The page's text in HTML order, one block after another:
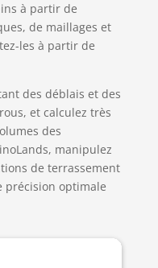
à partir de
de maillages et
les à partir de
des déblais et des
et calculez très
des
manipulez
de terrassement
précision optimale